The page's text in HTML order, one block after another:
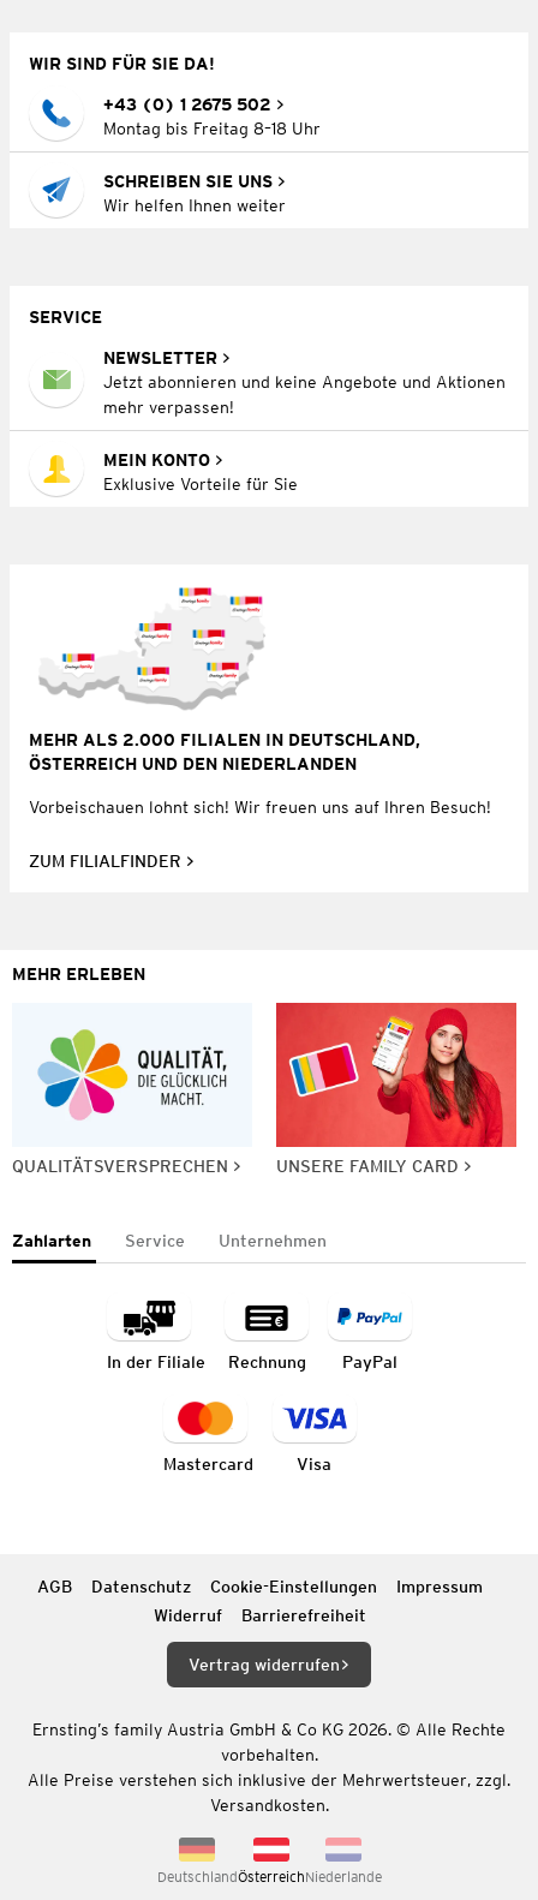
WIR SIND FÜR SIE DA!
+43 (0) 1 2675 502
Montag bis Freitag 8–18 Uhr
SCHREIBEN SIE UNS
Wir helfen Ihnen weiter
SERVICE
NEWSLETTER
Jetzt abonnieren und keine Angebote und Aktionen
mehr verpassen!
MEIN KONTO
Exklusive Vorteile für Sie
MEHR ALS 2.000 FILIALEN IN DEUTSCHLAND,
ÖSTERREICH UND DEN NIEDERLANDEN
Vorbeischauen lohnt sich! Wir freuen uns auf Ihren Besuch!
ZUM FILIALFINDER
MEHR ERLEBEN
QUALITÄTSVERSPRECHEN UNSERE FAMILY CARD
Zahlarten Service Unternehmen
In der Filiale Rechnung PayPal
Mastercard Visa
AGB Datenschutz Cookie-Einstellungen
Impressum
Widerruf
Barrierefreiheit
Vertrag widerrufen
Ernsting’s family Austria GmbH & Co KG 2026. © Alle Rechte
vorbehalten.
Alle Preise verstehen sich inklusive der Mehrwertsteuer, zzgl.
Versandkosten.
DeutschlandÖsterreichNiederlande